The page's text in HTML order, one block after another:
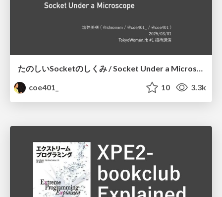
たのしいSocketのしくみ / Socket Under a Microscope
coe401_
10 3.3k